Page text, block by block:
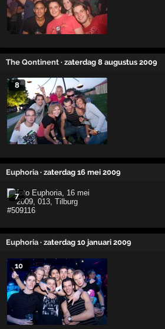
The Qontinent · zaterdag 8 augustus 2009
8
Euphoria · zaterdag 16 mei 2009
7
Euphoria · zaterdag 10 januari 2009
10